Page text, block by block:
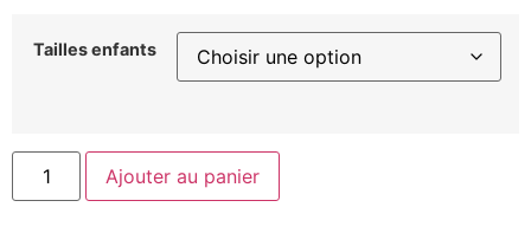
Tailles enfants
Ajouter au panier